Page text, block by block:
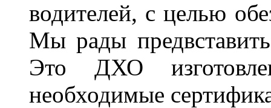
водителей, с целью
Мы рады
Это ДХО
необходимые